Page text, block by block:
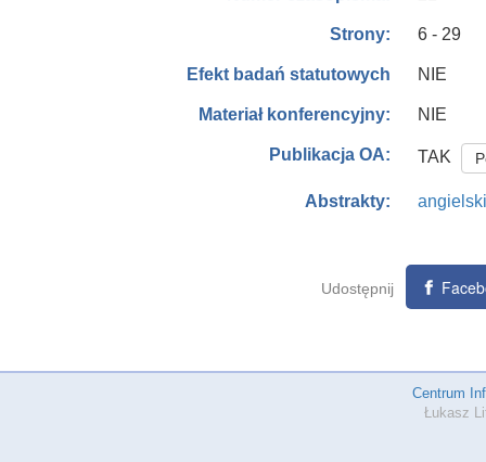
Strony: 6 - 29
Efekt badań statutowych NIE
Materiał konferencyjny: NIE
Publikacja OA: TAK
Abstrakty: angielski
Udostępnij
Centrum
Łukasz